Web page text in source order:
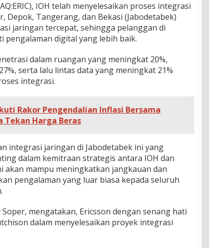
IOH telah menyelesaikan proses integrasi
Depok, Tangerang, dan Bekasi (Jabodetabek)
jaringan tercepat, sehingga pelanggan di
pengalaman digital yang lebih baik.
dalam ruangan yang meningkat 20%,
serta lalu lintas data yang meningkat 21%
integrasi.
Rakor Pengendalian Inflasi Bersama
Tekan Harga Beras
integrasi jaringan di Jabodetabek ini yang
dalam kemitraan strategis antara IOH dan
akan mampu meningkatkan jangkauan dan
pengalaman yang luar biasa kepada seluruh
mengatakan, Ericsson dengan senang hati
dalam menyelesaikan proyek integrasi